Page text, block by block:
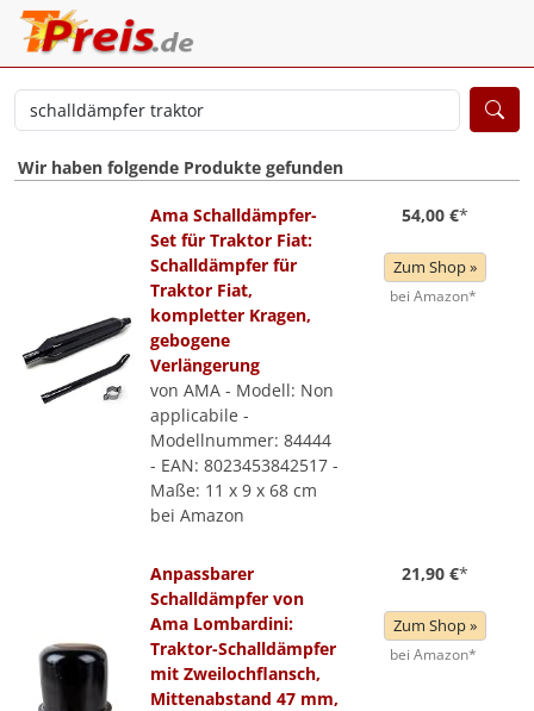
Wir haben folgende Produkte gefunden
Ama Schalldämpfer-
Set für Traktor Fiat:
Schalldämpfer für
Traktor Fiat,
kompletter Kragen,
gebogene
Verlängerung
von AMA - Modell: Non
applicabile -
Modellnummer: 84444
- EAN: 8023453842517 -
Maße: 11 x 9 x 68 cm
bei Amazon
54,00 €*
Zum Shop »
bei Amazon*
Anpassbarer
Schalldämpfer von
Ama Lombardini:
Traktor-Schalldämpfer
mit Zweilochflansch,
Mittenabstand 47 mm,
21,90 €*
Zum Shop »
bei Amazon*